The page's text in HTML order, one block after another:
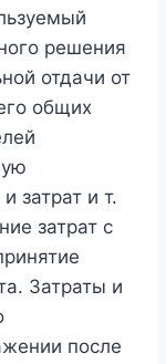
решения
отдачи от
общих
затрат и т.
затрат с
Затраты и
после